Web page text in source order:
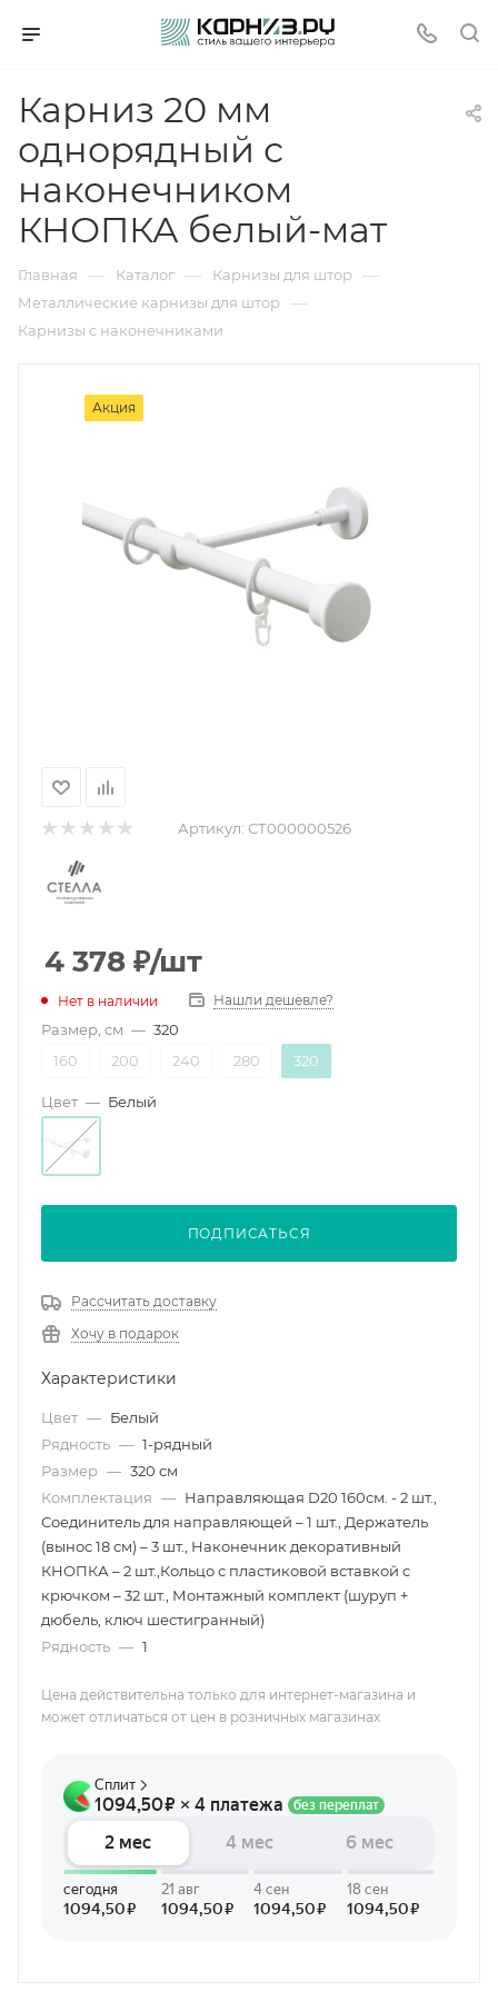
Карниз 20 мм
однорядный с
наконечником
КНОПКА белый-мат
Главная — Каталог — Карнизы для штор —
Металлические карнизы для штор —
Карнизы с наконечниками
Акция
Артикул: СТ000000526
4 378 ₽/шт
Нет в наличии Нашли дешевле?
Размер, см — 320
160
200 240 280 320
Цвет — Белый
ПОДПИСАТЬСЯ
Рассчитать доставку
Хочу в подарок
Характеристики
Цвет — Белый
Рядность — 1-рядный
Размер — 320 см
Комплектация — Направляющая D20 160см. - 2 шт.,
Соединитель для направляющей – 1 шт., Держатель
(вынос 18 см) – 3 шт., Наконечник декоративный
КНОПКА – 2 шт.,Кольцо с пластиковой вставкой с
крючком – 32 шт., Монтажный комплект (шуруп +
дюбель, ключ шестигранный)
Рядность — 1
Цена действительна только для интернет-магазина и
может отличаться от цен в розничных магазинах